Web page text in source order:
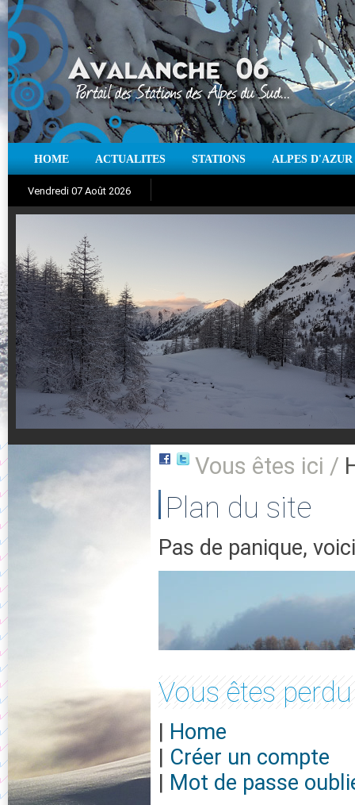
HOME ACTUALITES STATIONS ALPES D'AZUR
Vendredi 07 Août 2026
Aujourd'hui : T° Min :°CT° Max :°C |
Suivez en direct l'actualité des stations
Vous êtes ici /
Plan du site
Pas de panique,
Vous êtes
| Home
| Créer un compte
| Mot de passe